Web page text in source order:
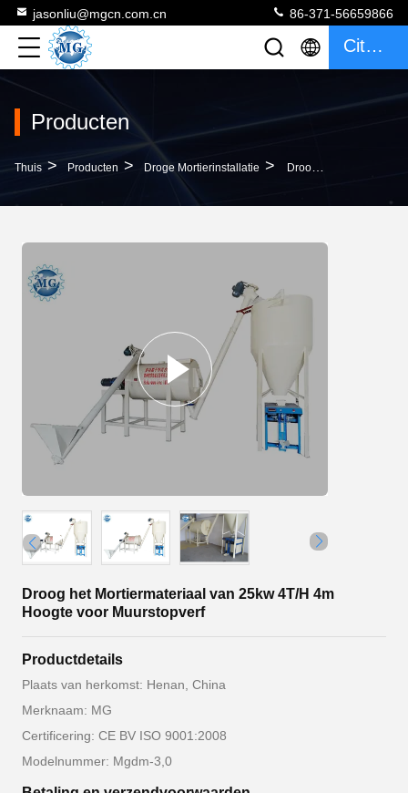
jasonliu@mgcn.com.cn 86-371-56659866
Citaat
Producten
Thuis > Producten > Droge Mortierinstallatie > Droog Het Mortiermateriaal Van 25kw 4T/H 4m Hoogte Voor Muurstopverf
Droog het Mortiermateriaal van 25kw 4T/H 4m
Hoogte voor Muurstopverf
Productdetails
Plaats van herkomst: Henan, China
Merknaam: MG
Certificering: CE BV ISO 9001:2008
Modelnummer: Mgdm-3,0